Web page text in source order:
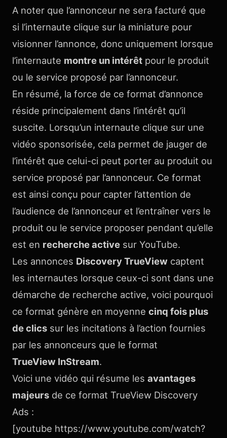
A noter que l’annonceur ne sera facturé que
si l’internaute clique sur la miniature pour
visionner l’annonce, donc uniquement lorsque
l’internaute montre un intérêt pour le produit
ou le service proposé par l’annonceur.
En résumé, la force de ce format d’annonce
réside principalement dans l’intérêt qu’il
suscite. Lorsqu’un internaute clique sur une
vidéo sponsorisée, cela permet de jauger de
l’intérêt que celui-ci peut porter au produit ou
service proposé par l’annonceur. Ce format
est ainsi conçu pour capter l’attention de
l’audience de l’annonceur et l’entraîner vers le
produit ou le service proposer pendant qu’elle
est en recherche active sur YouTube.
Les annonces Discovery TrueView captent
les internautes lorsque ceux-ci sont dans une
démarche de recherche active, voici pourquoi
ce format génère en moyenne cinq fois plus
de clics sur les incitations à l’action fournies
par les annonceurs que le format
TrueView InStream.
Voici une vidéo qui résume les avantages
majeurs de ce format TrueView Discovery
Ads :
[youtube https://www.youtube.com/watch?